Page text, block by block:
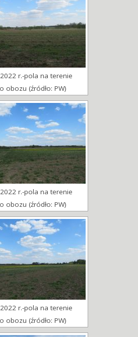
r.-pola na terenie
obozu (źródło: PW)
r.-pola na terenie
obozu (źródło: PW)
r.-pola na terenie
obozu (źródło: PW)